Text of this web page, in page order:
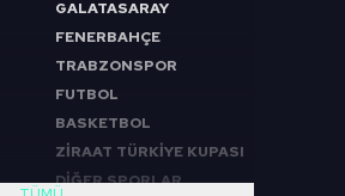
GALATASARAY
FENERBAHÇE
TRABZONSPOR
FUTBOL
BASKETBOL
ZİRAAT TÜRKİYE KUPASI
DİĞER SPORLAR